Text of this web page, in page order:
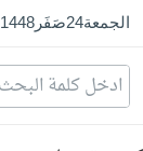
الجمعة24صَفَر1448 هـ